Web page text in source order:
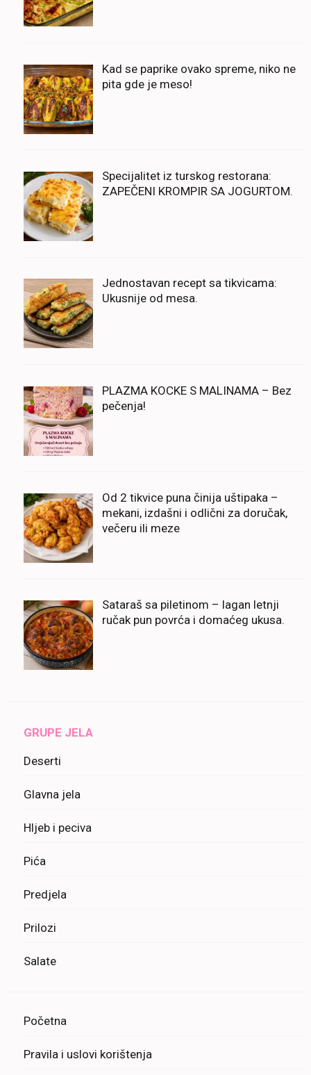
Kad se paprike ovako spreme, niko ne
pita gde je meso!
Specijalitet iz turskog restorana:
ZAPEČENI KROMPIR SA JOGURTOM.
Jednostavan recept sa tikvicama:
Ukusnije od mesa.
PLAZMA KOCKE S MALINAMA – Bez
pečenja!
Od 2 tikvice puna činija uštipaka –
mekani, izdašni i odlični za doručak,
večeru ili meze
Sataraš sa piletinom – lagan letnji
ručak pun povrća i domaćeg ukusa.
GRUPE JELA
Deserti
Glavna jela
Hljeb i peciva
Pića
Predjela
Prilozi
Salate
Početna
Pravila i uslovi korištenja